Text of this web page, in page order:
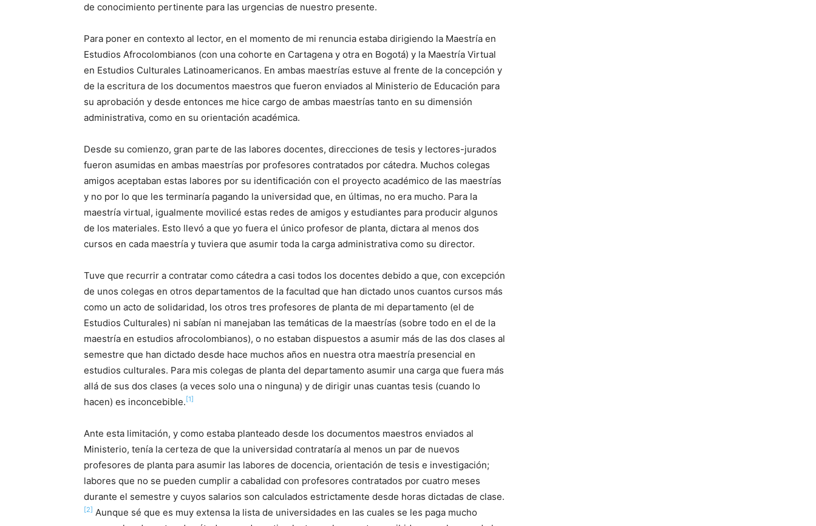
de conocimiento pertinente para las urgencias de nuestro presente.
Para poner en contexto al lector, en el momento de mi renuncia estaba dirigiendo la Maestría en
Estudios Afrocolombianos (con una cohorte en Cartagena y otra en Bogotá) y la Maestría Virtual
en Estudios Culturales Latinoamericanos. En ambas maestrías estuve al frente de la concepción y
de la escritura de los documentos maestros que fueron enviados al Ministerio de Educación para
su aprobación y desde entonces me hice cargo de ambas maestrías tanto en su dimensión
administrativa, como en su orientación académica.
Desde su comienzo, gran parte de las labores docentes, direcciones de tesis y lectores-jurados
fueron asumidas en ambas maestrías por profesores contratados por cátedra. Muchos colegas
amigos aceptaban estas labores por su identificación con el proyecto académico de las maestrías
y no por lo que les terminaría pagando la universidad que, en últimas, no era mucho. Para la
maestría virtual, igualmente movilicé estas redes de amigos y estudiantes para producir algunos
de los materiales. Esto llevó a que yo fuera el único profesor de planta, dictara al menos dos
cursos en cada maestría y tuviera que asumir toda la carga administrativa como su director.
Tuve que recurrir a contratar como cátedra a casi todos los docentes debido a que, con excepción
de unos colegas en otros departamentos de la facultad que han dictado unos cuantos cursos más
como un acto de solidaridad, los otros tres profesores de planta de mi departamento (el de
Estudios Culturales) ni sabían ni manejaban las temáticas de la maestrías (sobre todo en el de la
maestría en estudios afrocolombianos), o no estaban dispuestos a asumir más de las dos clases al
semestre que han dictado desde hace muchos años en nuestra otra maestría presencial en
estudios culturales. Para mis colegas de planta del departamento asumir una carga que fuera más
allá de sus dos clases (a veces solo una o ninguna) y de dirigir unas cuantas tesis (cuando lo
hacen) es inconcebible. [1]
Ante esta limitación, y como estaba planteado desde los documentos maestros enviados al
Ministerio, tenía la certeza de que la universidad contrataría al menos un par de nuevos
profesores de planta para asumir las labores de docencia, orientación de tesis e investigación;
labores que no se pueden cumplir a cabalidad con profesores contratados por cuatro meses
durante el semestre y cuyos salarios son calculados estrictamente desde horas dictadas de clase.
[2] Aunque sé que es muy extensa la lista de universidades en las cuales se les paga mucho